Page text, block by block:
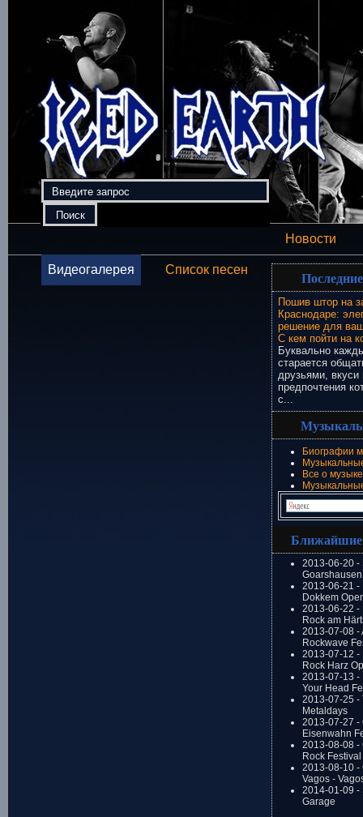
Новости
Видеогалерея Список песен
Пошив штор на
Краснодаре:
решение для
С кем пойти на
Буквально
старается
друзьями, вкуси
предпочтения
с...
Биографии
Все о музыке
2013-06-20 -
2013-06-21 -
Dokkem
2013-06-22 -
Rock am
2013-07-08 -
Rockwave
2013-07-12 -
Rock Harz
2013-07-13 -
Your Head
2013-07-25 -
Metaldays
2013-07-27 -
Eisenwahn
2013-08-08 -
Rock Festival
2013-08-10 -
Vagos -
2014-01-09 -
Garage